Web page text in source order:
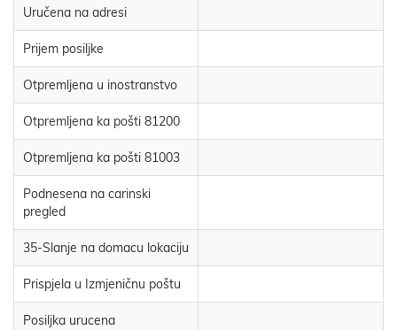
Uručena na adresi
Prijem posiljke
Otpremljena u inostranstvo
Otpremljena ka pošti 81200
Otpremljena ka pošti 81003
Podnesena na carinski
pregled
35-Slanje na domacu lokaciju
Prispjela u Izmjeničnu poštu
Posiljka urucena